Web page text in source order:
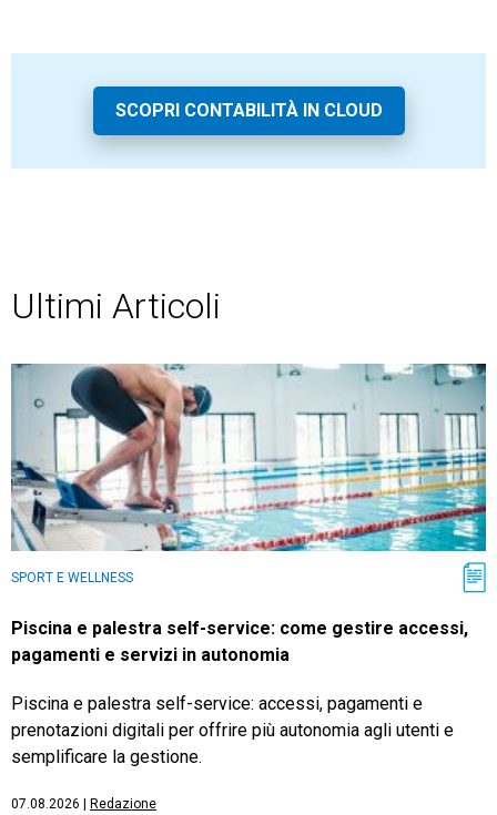
SCOPRI CONTABILITÀ IN CLOUD
Ultimi Articoli
SPORT E WELLNESS
Piscina e palestra self-service: come gestire accessi,
pagamenti e servizi in autonomia
Piscina e palestra self-service: accessi, pagamenti e
prenotazioni digitali per offrire più autonomia agli utenti e
semplificare la gestione.
07.08.2026 Redazione